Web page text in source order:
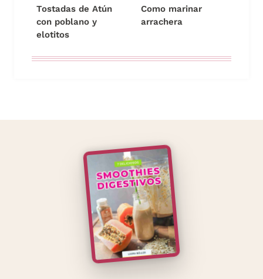
Tostadas de Atún
con poblano y
elotitos
Como marinar
arrachera